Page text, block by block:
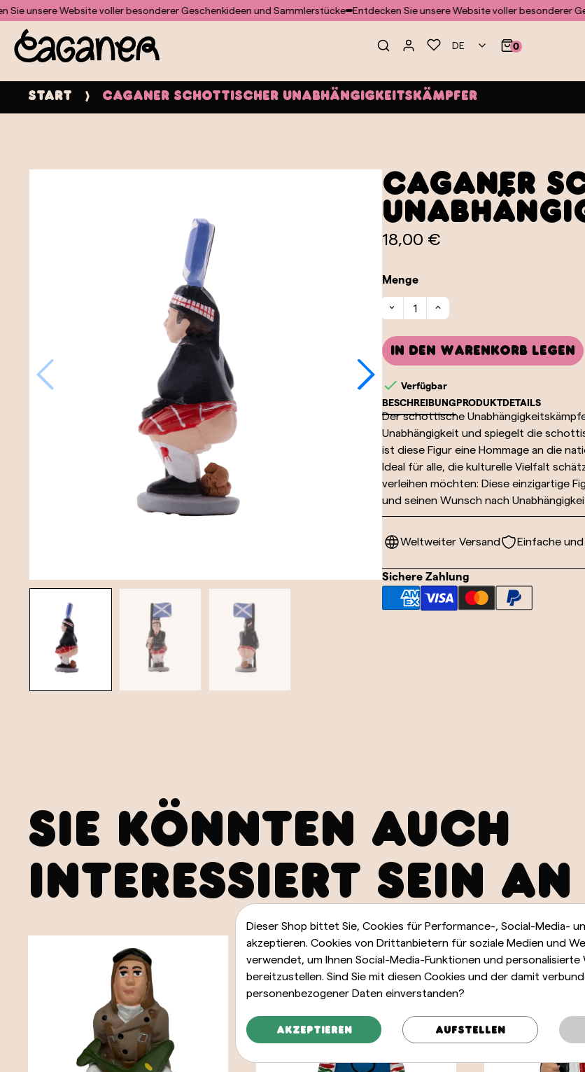
Für das Doofinder-Modul wurde keine Vorlage gefunden
Website voller besonderer Geschenkideen und Sammlerstücke Entdecken Sie unsere Website voller besonderer
DE 0
Start Caganer schottischer Unabhängigkeitskämpfer
Caganer
18,00 €
Menge
In den Warenkorb legen
 Verfügbar
BESCHREIBUNGPRODUKTDETAILS
Der schottische
Unabhängigkeit und spiegelt die
ist diese Figur eine Hommage an die
Ideal für alle, die kulturelle Vielfalt
verleihen möchten: Diese einzigartige
und seinen Wunsch nach
Weltweiter Versand Einfache
Sichere Zahlung
SIE KÖNNTEN AUCH
INTERESSIERT SEIN AN
Dieser Shop bittet Sie, Cookies für Performance-, Social-Media-
akzeptieren. Cookies von Drittanbietern für soziale Medien und
verwendet, um Ihnen Social-Media-Funktionen und personalisierte
bereitzustellen. Sind Sie mit diesen Cookies und der damit
personenbezogener Daten einverstanden?
Akzeptieren Aufstellen